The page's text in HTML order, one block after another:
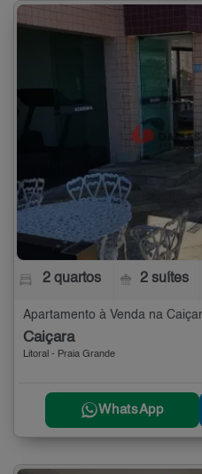
2 quartos 2 suítes
Apartamento à Venda na
Caiçara
Litoral - Praia Grande
WhatsApp